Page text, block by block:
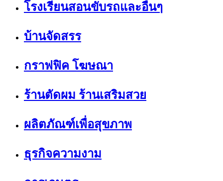
โรงเรียนสอนขับรถและอื่นๆ
บ้านจัดสรร
กราฟฟิค โฆษณา
ร้านตัดผม ร้านเสริมสวย
ผลิตภัณฑ์เพื่อสุขภาพ
ธุรกิจความงาม